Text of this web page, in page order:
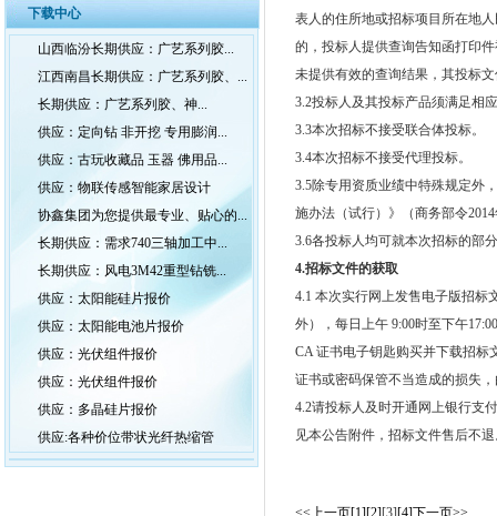
下载中心
山西临汾长期供应：广艺系列胶...
江西南昌长期供应：广艺系列胶、...
长期供应：广艺系列胶、神...
供应：定向钻 非开挖 专用膨润...
供应：古玩收藏品 玉器 佛用品...
供应：物联传感智能家居设计
协鑫集团为您提供最专业、贴心的...
长期供应：需求740三轴加工中...
长期供应：风电3M42重型钻铣...
供应：太阳能硅片报价
供应：太阳能电池片报价
供应：光伏组件报价
供应：光伏组件报价
供应：多晶硅片报价
供应:各种价位带状光纤热缩管
表人的住所地或招标项目所在地
的，投标人提供查询告知函打印
未提供有效的查询结果，其投标
3.2投标人及其投标产品须满足相
3.3本次招标不接受联合体投标。
3.4本次招标不接受代理投标。
3.5除专用资质业绩中特殊规定外
施办法（试行）》（商务部令
3.6各投标人均可就本次招标的部
4.招标文件的获取
4.1 本次实行网上发售电子版招标
外），每日上午 9:00时至下午
CA 证书电子钥匙购买并下载招标
证书或密码保管不当造成的损失
4.2请投标人及时开通网上银行支
见本公告附件，招标文件售后不退
<<上一页[1][2][3][4]下一页>>